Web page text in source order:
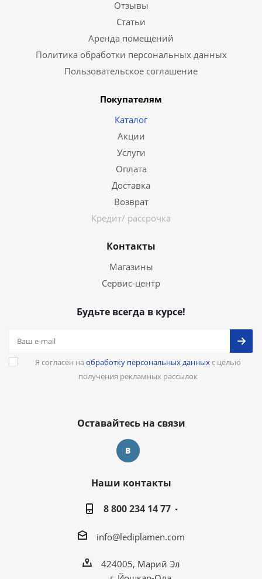
Отзывы
Статьи
Аренда помещений
Политика обработки персональных данных
Пользовательское соглашение
Покупателям
Каталог
Акции
Услуги
Оплата
Доставка
Возврат
Кредит/ рассрочка
Контакты
Магазины
Сервис-центр
Будьте всегда в курсе!
Я согласен на обработку персональных данныхс целью
получения рекламных рассылок
Оставайтесь на связи
Наши контакты
8 800 234 14 77
info@lediplamen.com
424005, Марий Эл